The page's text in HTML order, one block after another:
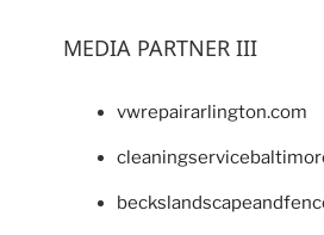
MEDIA PARTNER III
vwrepairarlington.com